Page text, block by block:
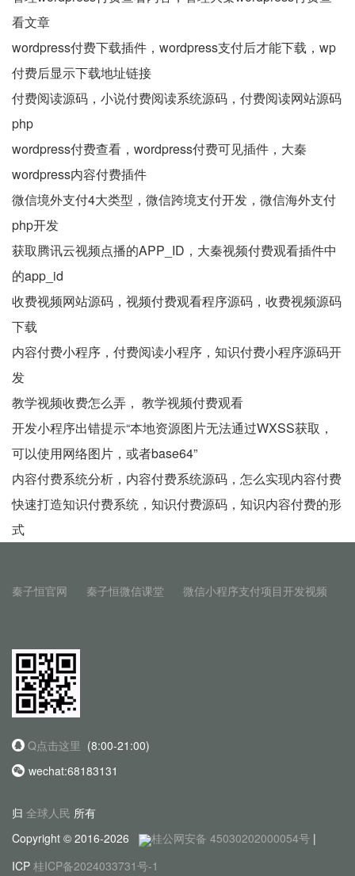
看文章
wordpress付费下载插件，wordpress支付后才能下载，wp
付费后显示下载地址链接
付费阅读源码，小说付费阅读系统源码，付费阅读网站源码
php
wordpress付费查看，wordpress付费可见插件，大秦
wordpress内容付费插件
微信境外支付4大类型，微信跨境支付开发，微信海外支付
php开发
获取腾讯云视频点播的APP_ID，大秦视频付费观看插件中
的app_id
收费视频网站源码，视频付费观看程序源码，收费视频源码
下载
内容付费小程序，付费阅读小程序，知识付费小程序源码开
发
教学视频收费怎么弄， 教学视频付费观看
开发小程序出错提示“本地资源图片无法通过WXSS获取，
可以使用网络图片，或者base64”
内容付费系统分析，内容付费系统源码，怎么实现内容付费
快速打造知识付费系统，知识付费源码，知识内容付费的形
式
秦子恒官网 秦子恒微信课堂 微信小程序支付项目开发视频
Q点击这里 (8:00-21:00)
wechat:68183131
归 全球人民 所有
Copyright © 2016-2026
桂公网安备 45030202000054号 |
ICP 桂ICP备2024033731号-1